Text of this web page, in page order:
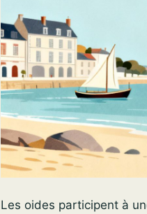
Les oides participent à